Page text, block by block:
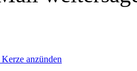
anzünden